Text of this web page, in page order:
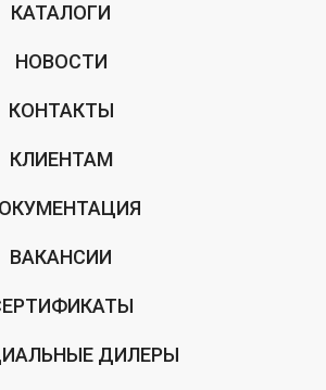
КАТАЛОГИ
НОВОСТИ
КОНТАКТЫ
КЛИЕНТАМ
ВАКАНСИИ
ДИЛЕРЫ